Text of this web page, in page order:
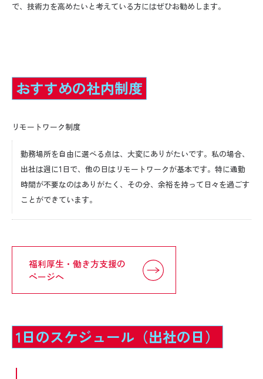
で、技術力を高めたいと考えている方にはぜひお勧めします。
おすすめの社内制度
リモートワーク制度
勤務場所を自由に選べる点は、大変にありがたいです。私の場合、
出社は週に1日で、他の日はリモートワークが基本です。特に通勤
時間が不要なのはありがたく、その分、余裕を持って日々を過ごす
ことができています。
福利厚生・働き方支援の
ページへ
1日のスケジュール（出社の日）